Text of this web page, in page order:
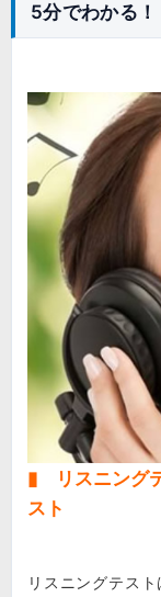
5分でわかる
▮ リスニング
スト
リスニングテス